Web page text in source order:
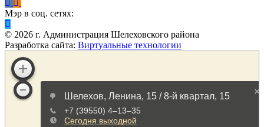
Мэр в соц. сетях:
© 2026 г. Администрация Шелеховского района
Разработка сайта: Виртуальные технологии